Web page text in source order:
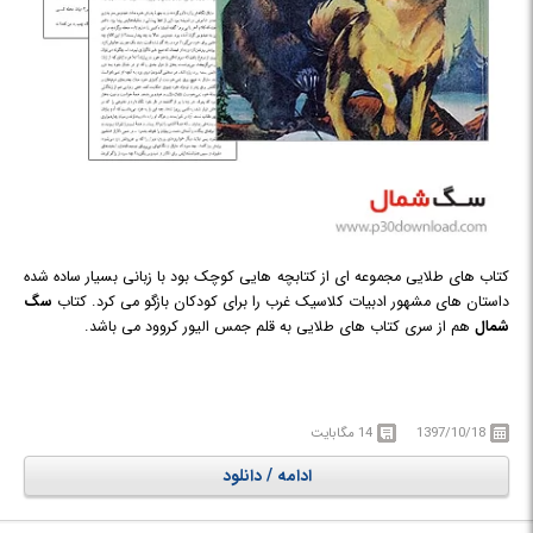
کتاب های طلایی مجموعه ای از کتابچه هایی کوچک بود با زبانی بسیار ساده شده
داستان های مشهور ادبیات کلاسیک غرب را برای کودکان بازگو می کرد. کتاب سگ
شمال هم از سری کتاب های طلایی به قلم جمس الیور کروود می باشد.
1397/10/18 14 مگابایت
ادامه / دانلود